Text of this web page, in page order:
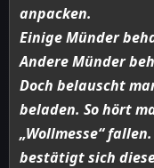
anpacken.
Einige Münder
Andere Münder
Doch belauscht
beladen. So hört
„Wollmesse“
bestätigt sich